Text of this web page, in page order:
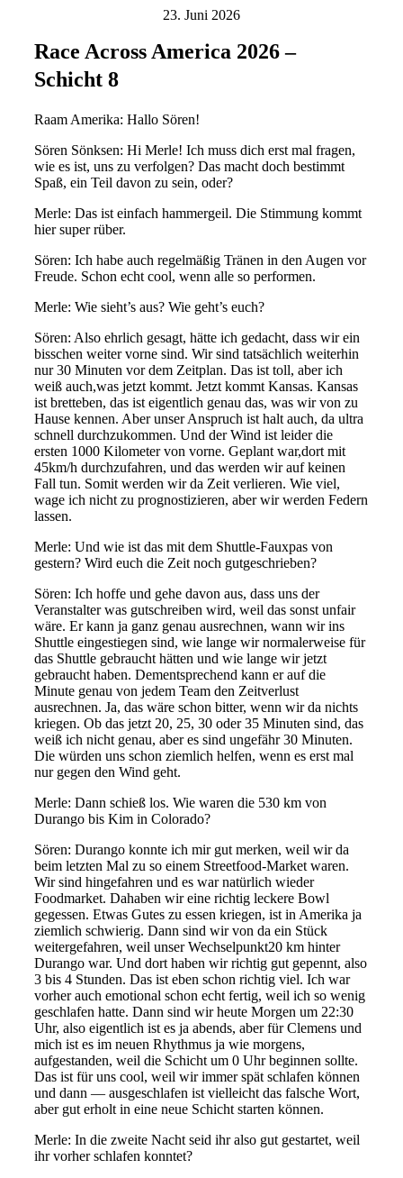
23. Juni 2026
Race Across America 2026 –
Schicht 8
RaamAmerika: Hallo Sören!
Sören Sönksen: Hi Merle! Ich muss dich erst mal fragen,
wie es ist, uns zu verfolgen? Das macht doch bestimmt
Spaß, ein Teil davon zu sein, oder?
Merle: Das ist einfach hammergeil. Die Stimmung kommt
hiersuper rüber.
Sören: Ich habe auch regelmäßig Tränen in den Augen vor
Freude. Schon echt cool, wenn alle so performen.
Merle: Wie sieht’s aus? Wie geht’s euch?
Sören: Also ehrlich gesagt, hätte ich gedacht, dass wir ein
bisschen weiter vorne sind. Wir sind tatsächlich weiterhin
nur 30 Minuten vor dem Zeitplan. Das ist toll, aber ich
weiß auch,was jetzt kommt. Jetzt kommt Kansas. Kansas
ist bretteben, das ist eigentlich genau das, was wir von zu
Hause kennen. Aber unser Anspruch ist halt auch, da ultra
schnell durchzukommen. Und der Wind ist leider die
ersten 1000 Kilometervon vorne. Geplant war,dort mit
45km/h durchzufahren, und das werden wir auf keinen
Fall tun. Somit werden wir da Zeit verlieren. Wie viel,
wage ich nicht zu prognostizieren, aber wir werden Federn
lassen.
Merle: Und wie ist das mit dem Shuttle-Fauxpas von
gestern? Wird euch die Zeit noch gutgeschrieben?
Sören: Ich hoffe und gehe davon aus, dass uns der
Veranstalter was gutschreiben wird, weil das sonst unfair
wäre. Er kann ja ganz genau ausrechnen, wann wirins
Shuttle eingestiegen sind, wie lange wir normalerweise für
das Shuttle gebraucht hätten und wie lange wir jetzt
gebraucht haben. Dementsprechend kann er auf die
Minute genau von jedem Team den Zeitverlust
ausrechnen. Ja, das wäre schon bitter, wenn wir da nichts
kriegen. Ob das jetzt 20, 25, 30 oder 35 Minuten sind, das
weiß ich nicht genau, aber es sind ungefähr 30 Minuten.
Die würden uns schon ziemlich helfen, wenn es erst mal
nur gegen den Wind geht.
Merle: Dann schieß los. Wie waren die 530 km von
Durango bis Kim in Colorado?
Sören: Durango konnte ich mir gut merken, weil wirda
beim letzten Mal zu so einem Streetfood-Market waren.
Wir sind hingefahren und es war natürlich wieder
Foodmarket. Dahaben wireine richtig leckere Bowl
gegessen. Etwas Gutes zu essen kriegen, ist in Amerika ja
ziemlich schwierig. Dann sind wir von da ein Stück
weitergefahren, weil unser Wechselpunkt20 km hinter
Durangowar. Und dort haben wir richtig gut gepennt, also
3 bis 4 Stunden. Das ist eben schon richtig viel. Ich war
vorher auch emotional schon echt fertig, weil ich so wenig
geschlafen hatte. Dann sind wir heute Morgen um22:30
Uhr, also eigentlich ist es ja abends, aber für Clemens und
mich ist es im neuen Rhythmus ja wie morgens,
aufgestanden, weil die Schicht um 0 Uhr beginnen sollte.
Das ist füruns cool, weil wir immer spät schlafen können
und dann — ausgeschlafen ist vielleicht das falsche Wort,
aber gut erholt in eine neue Schicht starten können.
Merle: In die zweite Nacht seid ihralso gut gestartet, weil
ihr vorher schlafen konntet?